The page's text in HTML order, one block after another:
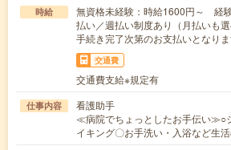
時給
無資格未経験：時給1600円～ 経
払い／週払い制度あり（月払いも
手続き完了次第のお支払いとなりま
交通費
交通費支給※規定有
仕事内容
看護助手
≪病院でちょっとしたお手伝い≫○
イキング〇お手洗い・入浴など生